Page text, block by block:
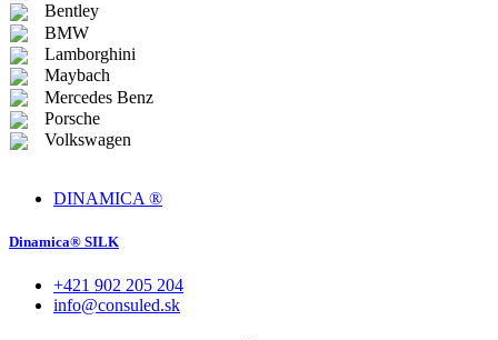
Bentley
BMW
Lamborghini
Maybach
Mercedes Benz
Porsche
Volkswagen
DINAMICA ®
Dinamica® SILK
+421 902 205 204
info@consuled.sk